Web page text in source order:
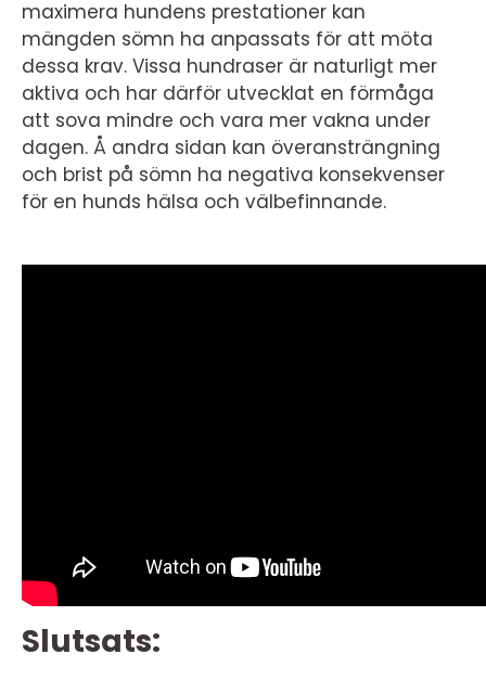
maximera hundens prestationer kan
mängden sömn ha anpassats för att möta
dessa krav. Vissa hundraser är naturligt mer
aktiva och har därför utvecklat en förmåga
att sova mindre och vara mer vakna under
dagen. Å andra sidan kan överansträngning
och brist på sömn ha negativa konsekvenser
för en hunds hälsa och välbefinnande.
Slutsats: